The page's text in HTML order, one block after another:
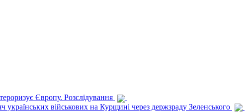
Європу. Розслідування
українських військових на Курщині через держзраду Зеленського